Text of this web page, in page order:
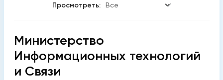
Просмотреть:
Министерство
Информационных технологий
и Связи